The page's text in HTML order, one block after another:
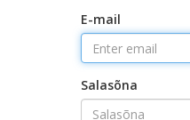
E-mail
Salasõna